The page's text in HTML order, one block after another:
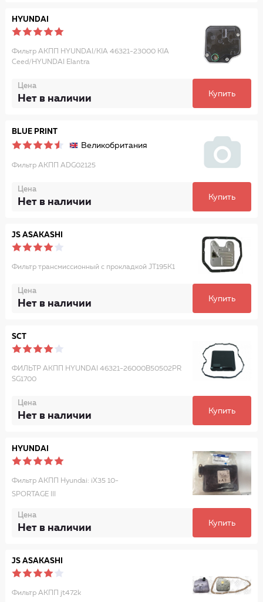
HYUNDAI
Фильтр АКПП HYUNDAI/KIA 46321-23000 KIA
Ceed/HYUNDAI Elantra
Цена
Нет в наличии Купить
BLUE PRINT
Великобритания
Фильтр АКПП ADG02125
Цена
Нет в наличии Купить
JS ASAKASHI
Фильтр трансмиссионный с прокладкой JT195K1
Цена
Нет в наличии Купить
SCT
ФИЛЬТР АКПП HYUNDAI 46321-26000B50502PR
SG1700
Цена
Нет в наличии Купить
HYUNDAI
Фильтр АКПП Hyundai: iX35 10-
SPORTAGE III
Цена
Нет в наличии Купить
JS ASAKASHI
Фильтр АКПП jt472k